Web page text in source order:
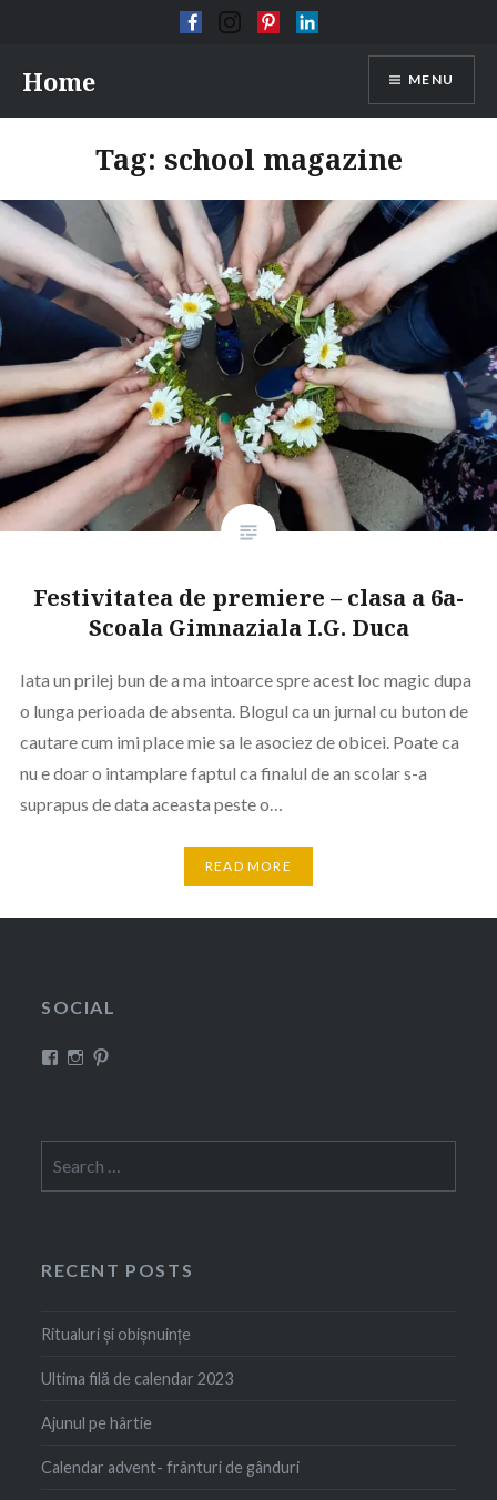
content
Home MENU
Tag: school magazine
Festivitatea de premiere – clasa a 6a-
Scoala Gimnaziala I.G. Duca
Iata un prilej bun de a ma intoarce spre acest loc magic dupa
o lunga perioada de absenta. Blogul ca un jurnal cu buton de
cautare cum imi place mie sa le asociez de obicei. Poate ca
nu e doar o intamplare faptul ca finalul de an scolar s-a
suprapus de data aceasta peste o…
READ MORE
SOCIAL
View
Facebook
View
Pinterest
for:
RECENT POSTS
Ritualuri și obișnuințe
Ultima filă de calendar 2023
Ajunul pe hârtie
Calendar advent- frânturi de gânduri